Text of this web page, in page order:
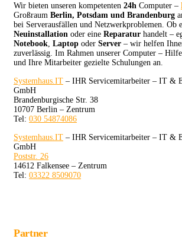
Wir bieten unseren kompetenten 24h Computer –
Großraum Berlin, Potsdam und Brandenburg
bei Serverausfällen und Netzwerkproblemen. Ob
Neuinstallation oder eine Reparatur handelt –
Notebook Laptop oder Server – wir helfen
zuverlässig. Im Rahmen unserer Computer –
und Ihre Mitarbeiter gezielte Schulungen an.
Systemhaus.IT – IHR Servicemitarbeiter – IT &
GmbH
Brandenburgische Str. 38
10707 Berlin – Zentrum
Tel: 030 54874086
Systemhaus.IT – IHR Servicemitarbeiter – IT &
GmbH
Poststr. 26
14612 Falkensee – Zentrum
Tel: 03322 8509070
Partner